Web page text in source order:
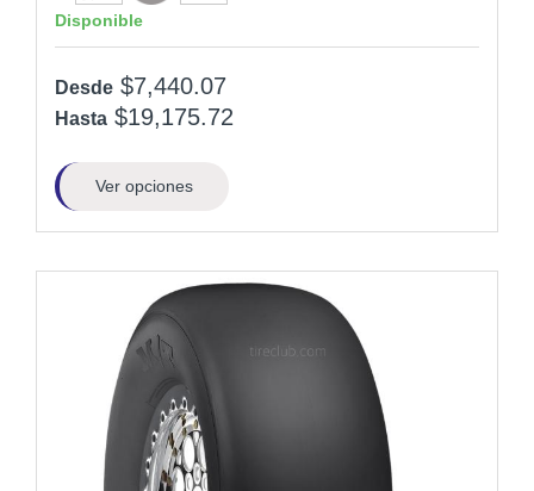
Disponible
Desde $7,440.07
Hasta $19,175.72
Ver opciones